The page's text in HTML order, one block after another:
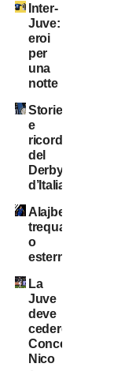
Inter-
Juve:
eroi
per
una
notte
Storie
e
ricordi
del
Derby
d’Italia
Alajbegovic
trequartista
o
esterno?
La
Juve
deve
cedere:
Conceição,
Nico